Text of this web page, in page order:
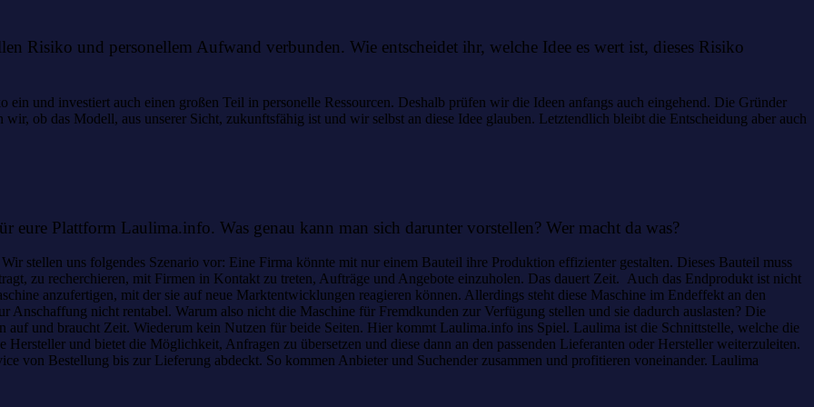
Risiko und personellem Aufwand verbunden. Wie entscheidet ihr, welche Idee es wert ist, dieses Risiko
und investiert auch einen großen Teil in personelle Ressourcen. Deshalb prüfen wir die Ideen anfangs auch eingehend. Die Gründer
ob das Modell, aus unserer Sicht, zukunftsfähig ist und wir selbst an diese Idee glauben. Letztendlich bleibt die Entscheidung aber auch
eure Plattform Laulima.info. Was genau kann man sich darunter vorstellen? Wer macht da was?
stellen uns folgendes Szenario vor: Eine Firma könnte mit nur einem Bauteil ihre Produktion effizienter gestalten. Dieses Bauteil muss
zu recherchieren, mit Firmen in Kontakt zu treten, Aufträge und Angebote einzuholen. Das dauert Zeit. Auch das Endprodukt ist nicht
anzufertigen, mit der sie auf neue Marktentwicklungen reagieren können. Allerdings steht diese Maschine im Endeffekt an den
Anschaffung nicht rentabel. Warum also nicht die Maschine für Fremdkunden zur Verfügung stellen und sie dadurch auslasten? Die
und braucht Zeit. Wiederum kein Nutzen für beide Seiten. Hier kommt Laulima.info ins Spiel. Laulima ist die Schnittstelle, welche die
und bietet die Möglichkeit, Anfragen zu übersetzen und diese dann an den passenden Lieferanten oder Hersteller weiterzuleiten.
von Bestellung bis zur Lieferung abdeckt. So kommen Anbieter und Suchender zusammen und profitieren voneinander. Laulima